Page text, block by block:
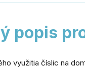
popis
využitia číslic na